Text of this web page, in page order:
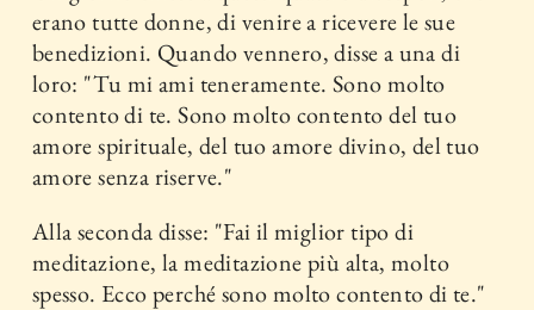
erano tutte donne, di venire a ricevere le sue
benedizioni. Quando vennero, disse a una di
loro: "Tu mi ami teneramente. Sono molto
contento di te. Sono molto contento del tuo
amore spirituale, del tuo amore divino, del tuo
amore senza riserve."
Alla seconda disse: "Fai il miglior tipo di
meditazione, la meditazione più alta, molto
spesso. Ecco perché sono molto contento di te."